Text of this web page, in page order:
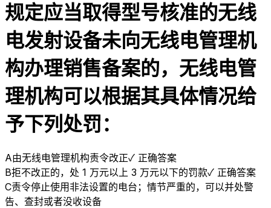
规定应当取得型号核准的无线
电发射设备未向无线电管理机
构办理销售备案的，无线电管
理机构可以根据其具体情况给
予下列处罚：
A由无线电管理机构责令改正✓ 正确答案
B拒不改正的，处 1 万元以上 3 万元以下的罚款✓ 正确答案
C责令停止使用非法设置的电台；情节严重的，可以并处警
告、查封或者没收设备